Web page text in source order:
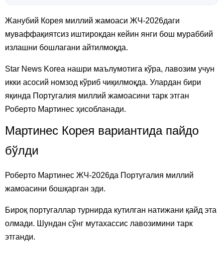
Жанубий Корея миллий жамоаси ЖЧ-2026даги
муваффақиятсиз иштирокдан кейин янги бош мураббий
излашни бошлагани айтилмоқда.
Star News Korea нашри маълумотига кўра, лавозим учун
икки асосий номзод кўриб чиқилмоқда. Улардан бири
яқинда Португалия миллий жамоасини тарк этган
Роберто Мартинес ҳисобланади.
Мартинес Корея вариантида пайдо
бўлди
Роберто Мартинес ЖЧ-2026да Португалия миллий
жамоасини бошқарган эди.
Бироқ португаллар турнирда кутилган натижани қайд эта
олмади. Шундан сўнг мутахассис лавозимини тарк
этганди.